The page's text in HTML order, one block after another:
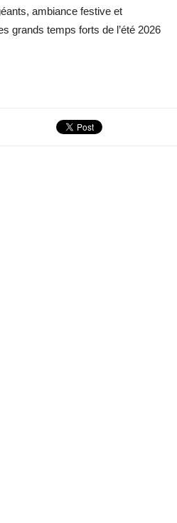
ambiance festive et
grands temps forts de l’été 2026